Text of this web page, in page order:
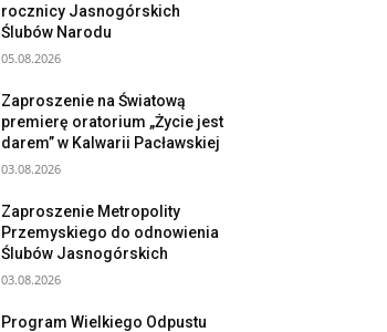
rocznicy Jasnogórskich
Ślubów Narodu
05.08.2026
Zaproszenie na Światową
premierę oratorium „Życie jest
darem” w Kalwarii Pacławskiej
03.08.2026
Zaproszenie Metropolity
Przemyskiego do odnowienia
Ślubów Jasnogórskich
03.08.2026
Program Wielkiego Odpustu